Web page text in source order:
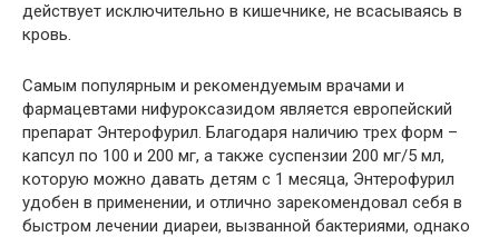
действует исключительно в кишечнике, не всасываясь в
кровь.
Самым популярным и рекомендуемым врачами и
фармацевтами нифуроксазидом является европейский
препарат Энтерофурил. Благодаря наличию трех форм –
капсул по 100 и 200 мг, а также суспензии 200 мг/5 мл,
которую можно давать детям с 1 месяца, Энтерофурил
удобен в применении, и отлично зарекомендовал себя в
быстром лечении диареи, вызванной бактериями, однако